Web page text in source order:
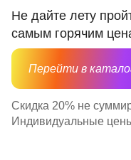
Не дайте лету
самым горячим
Перейти в
Скидка 20% не
Индивидуальные